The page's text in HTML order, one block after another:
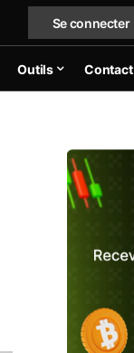
Se connecter
Outils Contact